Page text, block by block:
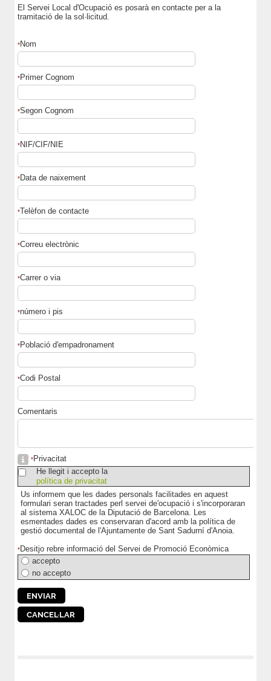
El Servei Local d'Ocupació es posarà en contacte per a la
tramitació de la sol·licitud.
*Nom
*Primer Cognom
*Segon Cognom
*NIF/CIF/NIE
*Data de naixement
*Telèfon de contacte
*Correu electrònic
*Carrer o via
*número i pis
*Població d'empadronament
*Codi Postal
Comentaris
*Privacitat
He llegit i accepto la
política de privacitat
Us informem que les dades personals facilitades en aquest
formulari seran tractades perl servei de'ocupació i s'incorporaran
al sistema XALOC de la Diputació de Barcelona. Les
esmentades dades es conservaran d'acord amb la política de
gestió documental de l'Ajuntamente de Sant Sadurní d'Anoia.
*Desitjo rebre informació del Servei de Promoció Econòmica
accepto
no accepto